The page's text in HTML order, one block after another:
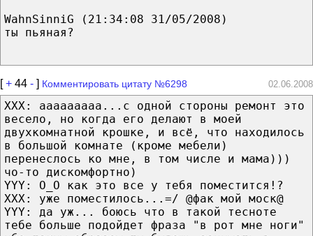
WahnSinniG (21:34:08 31/05/2008)
ты пьяная?
[+ 44 - ] Комментировать цитату №6298 02.06.2008
XXX: ааааааааа...с одной стороны ремонт это
весело, но когда его делают в моей
двухкомнатной крошке, и всё, что находилось
в большой комнате (кроме мебели)
перенеслось ко мне, в том числе и мама)))
чо-то дискомфортно)
YYY: О_О как это все у тебя поместится!?
XXX: уже поместилось...=/ @фак мой моск@
YYY: да уж... боюсь что в такой тесноте
тебе больше подойдет фраза "в рот мне ноги"